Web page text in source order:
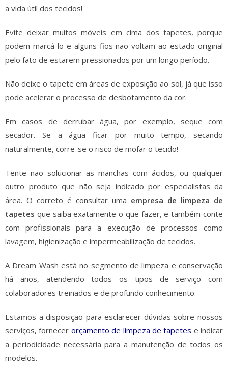
a vida útil dos tecidos!
Evite deixar muitos móveis em cima dos tapetes, porque
podem marcá-lo e alguns fios não voltam ao estado original
pelo fato de estarem pressionados por um longo período.
Não deixe o tapete em áreas de exposição ao sol, já que isso
pode acelerar o processo de desbotamento da cor.
Em casos de derrubar água, por exemplo, seque com
secador. Se a água ficar por muito tempo, secando
naturalmente, corre-se o risco de mofar o tecido!
Tente não solucionar as manchas com ácidos, ou qualquer
outro produto que não seja indicado por especialistas da
área. O correto é consultar uma empresa de limpeza de
tapetes que saiba exatamente o que fazer, e também conte
com profissionais para a execução de processos como
lavagem, higienização e impermeabilização de tecidos.
A Dream Wash está no segmento de limpeza e conservação
há anos, atendendo todos os tipos de serviço com
colaboradores treinados e de profundo conhecimento.
Estamos a disposição para esclarecer dúvidas sobre nossos
serviços, fornecer orçamento de limpeza de tapetes e indicar
a periodicidade necessária para a manutenção de todos os
modelos.